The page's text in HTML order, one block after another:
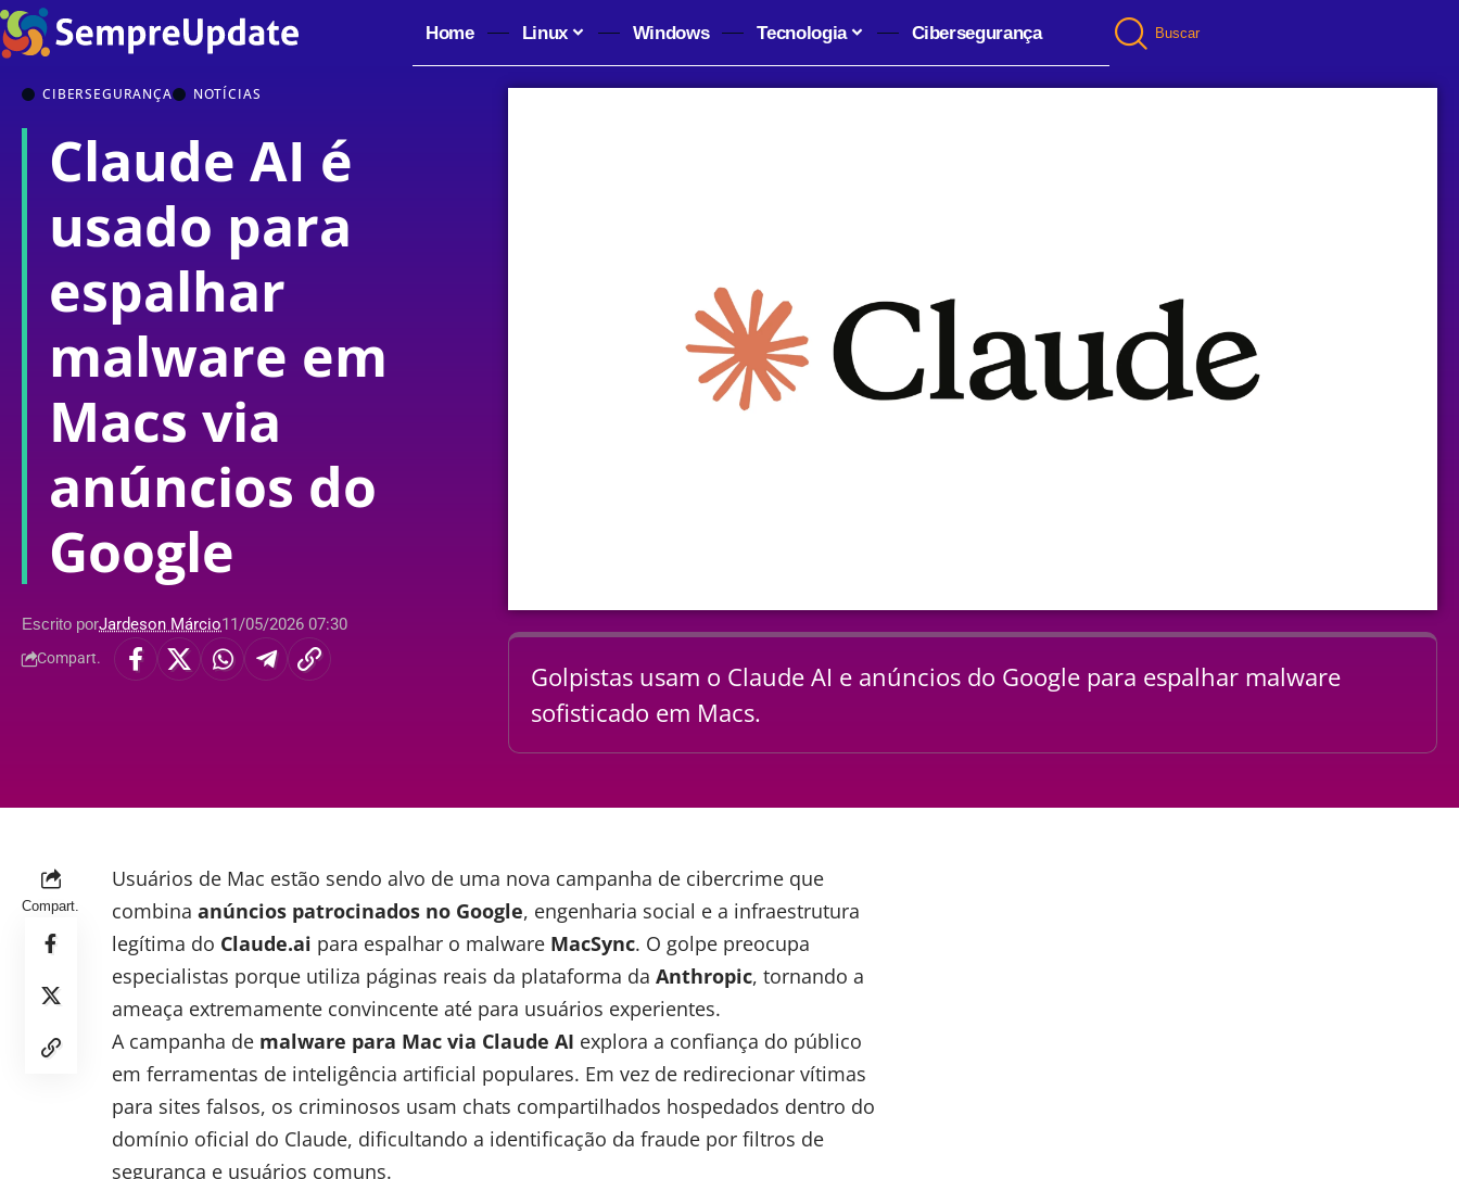
Home Linux Windows Tecnologia Cibersegurança Buscar
CIBERSEGURANÇA NOTÍCIAS
Claude AI é
usado para
espalhar
malware em
Macs via
anúncios do
Google
Escrito porJardeson Márcio11/05/2026 07:30
Compart.
Golpistas usam o Claude AI e anúncios do Google para espalhar malware
sofisticado em Macs.
Compart.
Usuários de Mac estão sendo alvo de uma nova campanha de cibercrime que
combina anúncios patrocinados no Google, engenharia social e a infraestrutura
legítima do Claude.ai para espalhar o malware MacSync. O golpe preocupa
especialistas porque utiliza páginas reais da plataforma da Anthropic, tornando a
ameaça extremamente convincente até para usuários experientes.
A campanha de malware para Mac via Claude AI explora a confiança do público
em ferramentas de inteligência artificial populares. Em vez de redirecionar vítimas
para sites falsos, os criminosos usam chats compartilhados hospedados dentro do
domínio oficial do Claude, dificultando a identificação da fraude por filtros de
segurança e usuários comuns.